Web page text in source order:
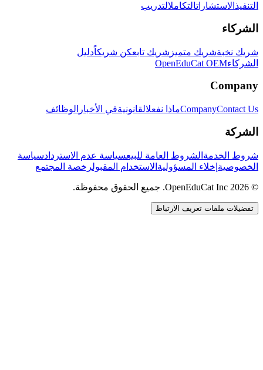
التنفيذ الاستشاراتالتكاملالتدريب
الشركاء
شريك نخبةشريك متميز شريك تابعكن شريكاًدليل
الشركاءOpenEduCat OEM
Company
CompanyContact Us ماذا نفعلالقانونيةفي الأخبار الوظائف
الشركة
شروط الخدمة الشروط العامة للبيعسياسة عدم الاستردادسياسة
الخصوصية إخلاء المسؤولية الاستخدام المقبولرخصة المجتمع
© 2026 OpenEduCat Inc. جميع الحقوق محفوظة.
تفضيلات ملفات تعريف الارتباط